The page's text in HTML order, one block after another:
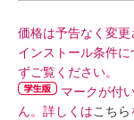
価格は予告なく変更
インストール条件
ずご覧ください。
マークが付
ん。詳しくはこちら